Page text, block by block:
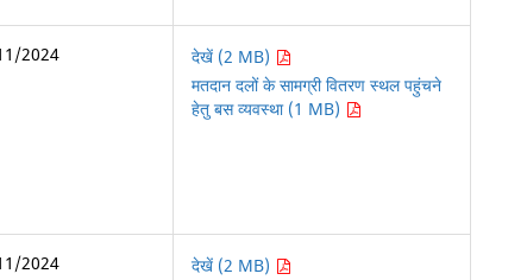
2024
देखें (2 MB)
मतदान दलों के सामग्री वितरण स्थल पहुंचने
हेतु बस व्यवस्था (1 MB)
2024 देखें (2 MB)